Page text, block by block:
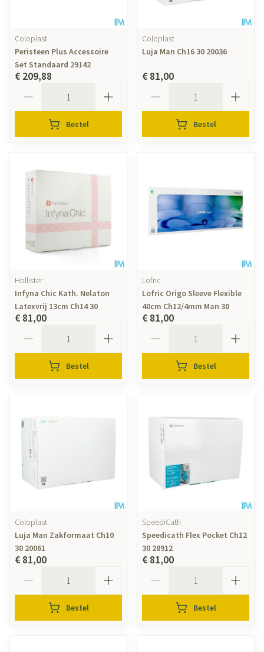
Coloplast
Peristeen Plus Accessoire
Set Standaard 29142
€ 209,88
Bestel
Coloplast
Luja Man Ch16 30 20036
€ 81,00
Bestel
Hollister
Infyna Chic Kath. Nelaton
Latexvrij 13cm Ch14 30
€ 81,00
Bestel
Lofric
Lofric Origo Sleeve Flexible
40cm Ch12/4mm Man 30
€ 81,00
Bestel
Coloplast
Luja Man Zakformaat Ch10
30 20061
€ 81,00
Bestel
SpeediCath
Speedicath Flex Pocket Ch12
30 28912
€ 81,00
Bestel